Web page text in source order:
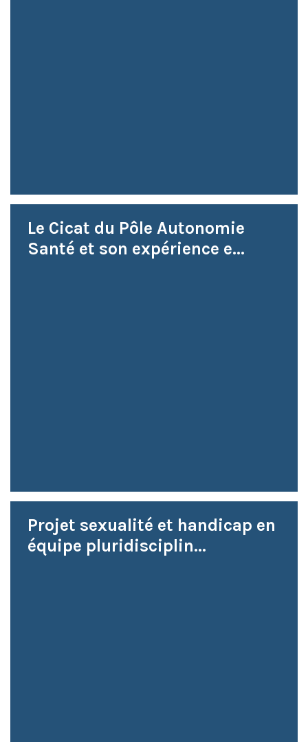
Le Cicat du Pôle Autonomie
Santé et son expérience e...
Projet sexualité et handicap en
équipe pluridisciplin...